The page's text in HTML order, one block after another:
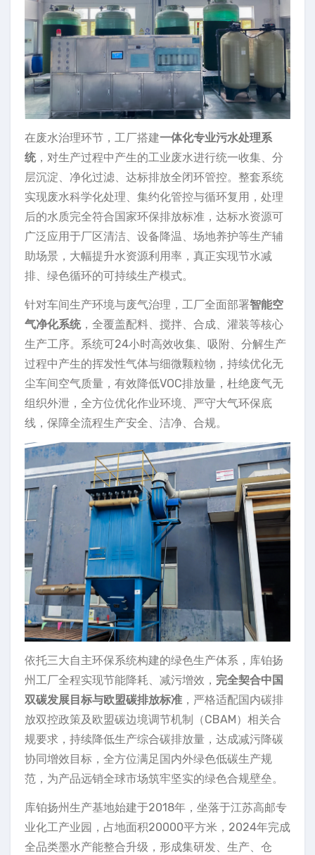
在废水治理环节，工厂搭建一体化专业污水处理系
统，对生产过程中产生的工业废水进行统一收集、分
层沉淀、净化过滤、达标排放全闭环管控。整套系统
实现废水科学化处理、集约化管控与循环复用，处理
后的水质完全符合国家环保排放标准，达标水资源可
广泛应用于厂区清洁、设备降温、场地养护等生产辅
助场景，大幅提升水资源利用率，真正实现节水减
排、绿色循环的可持续生产模式。
针对车间生产环境与废气治理，工厂全面部署智能空
气净化系统，全覆盖配料、搅拌、合成、灌装等核心
生产工序。系统可24小时高效收集、吸附、分解生产
过程中产生的挥发性气体与细微颗粒物，持续优化无
尘车间空气质量，有效降低VOC排放量，杜绝废气无
组织外泄，全方位优化作业环境、严守大气环保底
线，保障全流程生产安全、洁净、合规。
依托三大自主环保系统构建的绿色生产体系，库铂扬
州工厂全程实现节能降耗、减污增效， 完全契合中国
双碳发展目标与欧盟碳排放标准 ，严格适配国内碳排
放双控政策及欧盟碳边境调节机制（CBAM）相关合
规要求，持续降低生产综合碳排放量，达成减污降碳
协同增效目标，全方位满足国内外绿色低碳生产规
范，为产品远销全球市场筑牢坚实的绿色合规壁垒。
库铂扬州生产基地始建于2018年，坐落于江苏高邮专
业化工产业园，占地面积20000平方米，2024年完成
全品类墨水产能整合升级，形成集研发、生产、仓